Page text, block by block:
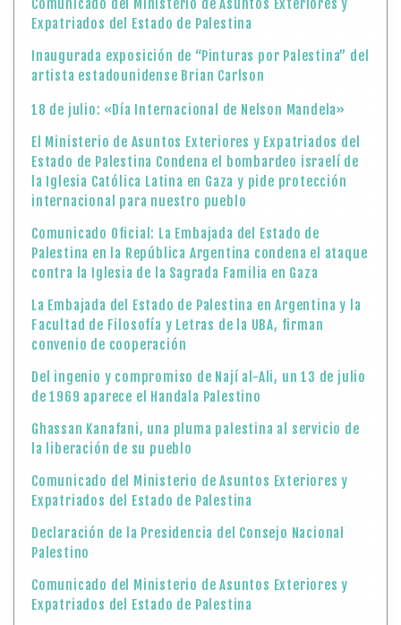
Comunicado del Ministerio de Asuntos Exteriores y
Expatriados del Estado de Palestina
Inaugurada exposición de “Pinturas por Palestina” del
artista estadounidense Brian Carlson
18 de julio: «Día Internacional de Nelson Mandela»
El Ministerio de Asuntos Exteriores y Expatriados del
Estado de Palestina Condena el bombardeo israelí de
la Iglesia Católica Latina en Gaza y pide protección
internacional para nuestro pueblo
Comunicado Oficial: La Embajada del Estado de
Palestina en la República Argentina condena el ataque
contra la Iglesia de la Sagrada Familia en Gaza
La Embajada del Estado de Palestina en Argentina y la
Facultad de Filosofía y Letras de la UBA, firman
convenio de cooperación
Del ingenio y compromiso de Nají al-Ali, un 13 de julio
de 1969 aparece el Handala Palestino
Ghassan Kanafani, una pluma palestina al servicio de
la liberación de su pueblo
Comunicado del Ministerio de Asuntos Exteriores y
Expatriados del Estado de Palestina
Declaración de la Presidencia del Consejo Nacional
Palestino
Comunicado del Ministerio de Asuntos Exteriores y
Expatriados del Estado de Palestina